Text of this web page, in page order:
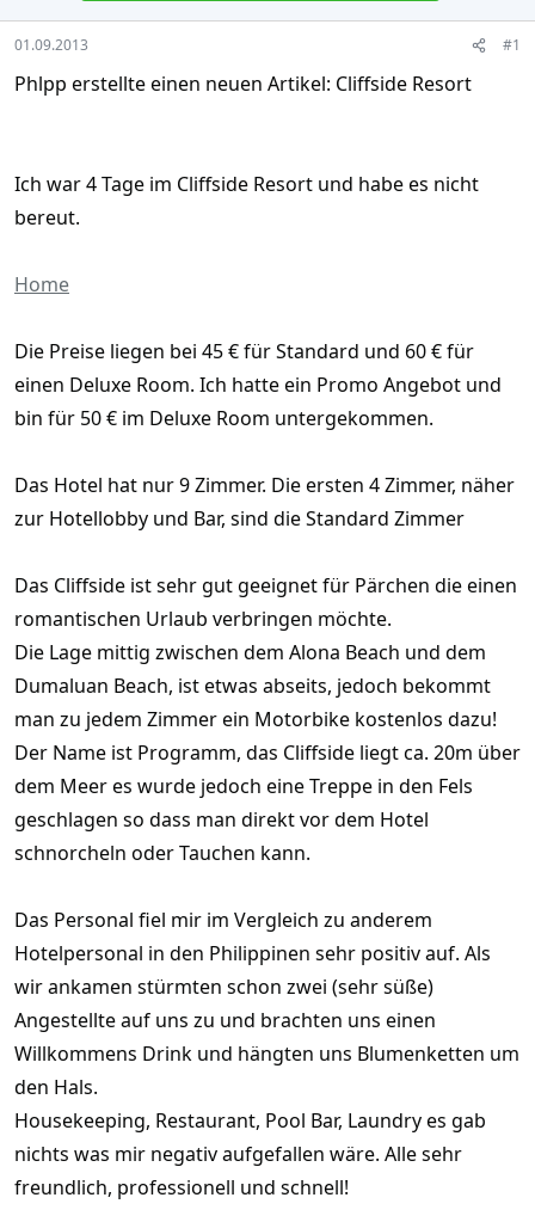
01.09.2013 #1
Phlpp erstellte einen neuen Artikel: Cliffside Resort
Ich war 4 Tage im Cliffside Resort und habe es nicht
bereut.
Home
Die Preise liegen bei 45 € für Standard und 60 € für
einen Deluxe Room. Ich hatte ein Promo Angebot und
bin für 50 € im Deluxe Room untergekommen.
Das Hotel hat nur 9 Zimmer. Die ersten 4 Zimmer, näher
zur Hotellobby und Bar, sind die Standard Zimmer
Das Cliffside ist sehr gut geeignet für Pärchen die einen
romantischen Urlaub verbringen möchte.
Die Lage mittig zwischen dem Alona Beach und dem
Dumaluan Beach, ist etwas abseits, jedoch bekommt
man zu jedem Zimmer ein Motorbike kostenlos dazu!
Der Name ist Programm, das Cliffside liegt ca. 20m über
dem Meer es wurde jedoch eine Treppe in den Fels
geschlagen so dass man direkt vor dem Hotel
schnorcheln oder Tauchen kann.
Das Personal fiel mir im Vergleich zu anderem
Hotelpersonal in den Philippinen sehr positiv auf. Als
wir ankamen stürmten schon zwei (sehr süße)
Angestellte auf uns zu und brachten uns einen
Willkommens Drink und hängten uns Blumenketten um
den Hals.
Housekeeping, Restaurant, Pool Bar, Laundry es gab
nichts was mir negativ aufgefallen wäre. Alle sehr
freundlich, professionell und schnell!